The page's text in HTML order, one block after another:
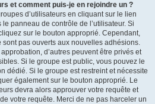
et comment puis-je en rejoindre un ?
d’utilisateurs en cliquant sur le lien
panneau de contrôle de l’utilisateur. Si
sur le bouton approprié. Cependant,
sont pas ouverts aux nouvelles adhésions.
d’autres peuvent être privés et
Si le groupe est public, vous pouvez le
dédié. Si le groupe est restreint et nécessite
également sur le bouton approprié. Le
devra alors approuver votre requête et
votre requête. Merci de ne pas harceler un